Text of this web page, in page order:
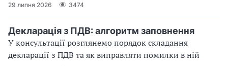
29 липня 2026 3474
Декларація з ПДВ: алгоритм заповнення
У консультації розглянемо порядок складання
декларації з ПДВ та як виправляти помилки в ній